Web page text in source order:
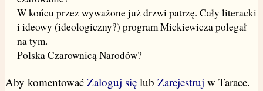
W końcu przez wyważone już drzwi patrzę. Cały literacki
i ideowy (ideologiczny?) program Mickiewicza polegał
na tym.
Polska Czarownicą Narodów?
Aby komentować Zaloguj sięlub Zarejestruj w Tarace.